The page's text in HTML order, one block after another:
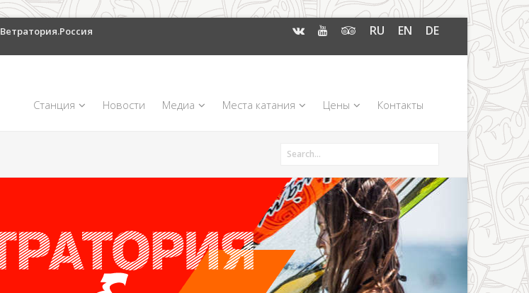
Ветратория.Россия RU EN DE
Станция Новости Медиа Места катания Цены Контакты